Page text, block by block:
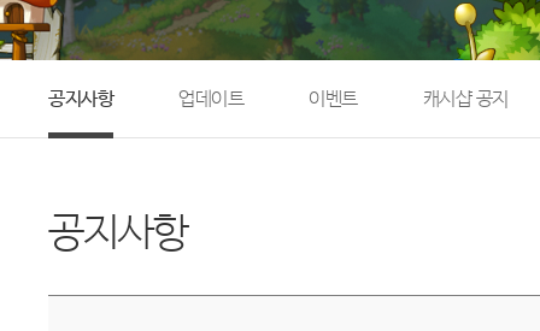
공지사항 업데이트 이벤트 캐시샵 공지
공지사항